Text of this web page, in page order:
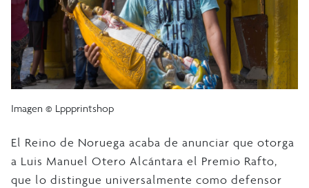
Imagen © Lppprintshop
El Reino de Noruega acaba de anunciar que otorga
a Luis Manuel Otero Alcántara el Premio Rafto,
que lo distingue universalmente como defensor